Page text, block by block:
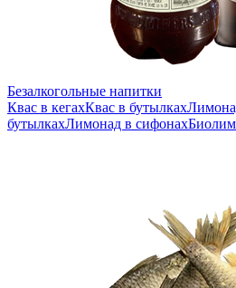
Безалкогольные напитки
Квас в кегахКвас в бутылках
бутылкахЛимонад в сифонах